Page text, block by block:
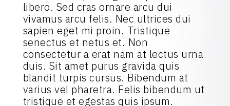
libero. Sed cras ornare arcu dui
vivamus arcu felis. Nec ultrices dui
sapien eget mi proin. Tristique
senectus et netus et. Non
consectetur a erat nam at lectus urna
duis. Sit amet purus gravida quis
blandit turpis cursus. Bibendum at
varius vel pharetra. Felis bibendum ut
tristique et egestas quis ipsum.